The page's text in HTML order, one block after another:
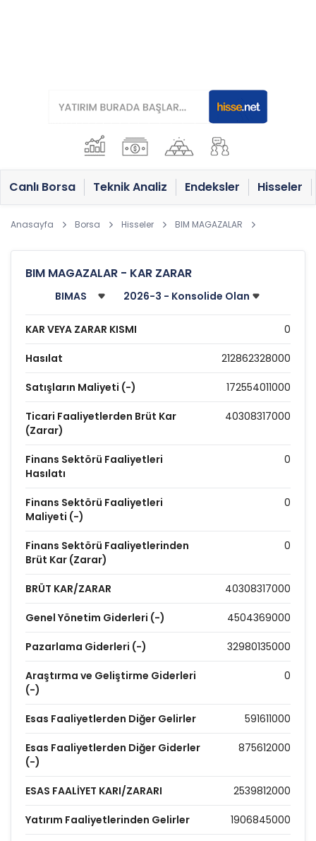
Canlı Borsa Teknik Analiz Endeksler Hisseler
Anasayfa Borsa Hisseler BIM MAGAZALAR
BIM MAGAZALAR - KAR ZARAR
KAR VEYA ZARAR KISMI 0
Hasılat 212862328000
Satışların Maliyeti (-) 172554011000
Ticari Faaliyetlerden Brüt Kar
(Zarar)
40308317000
Finans Sektörü Faaliyetleri
Hasılatı
0
Finans Sektörü Faaliyetleri
Maliyeti (-)
0
Finans Sektörü Faaliyetlerinden
Brüt Kar (Zarar)
0
BRÜT KAR/ZARAR 40308317000
Genel Yönetim Giderleri (-) 4504369000
Pazarlama Giderleri (-) 32980135000
Araştırma ve Geliştirme Giderleri
(-)
0
Esas Faaliyetlerden Diğer Gelirler 591611000
Esas Faaliyetlerden Diğer Giderler
(-)
875612000
ESAS FAALİYET KARI/ZARARI 2539812000
Yatırım Faaliyetlerinden Gelirler 1906845000